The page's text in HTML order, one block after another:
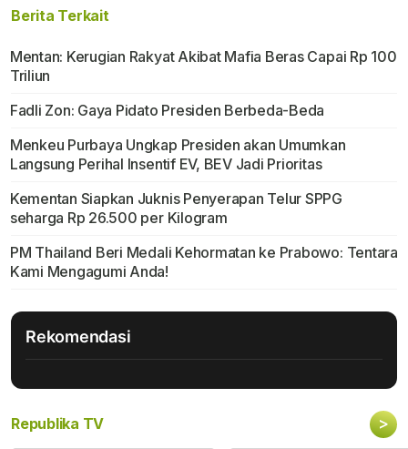
Berita Terkait
Mentan: Kerugian Rakyat Akibat Mafia Beras Capai Rp 100
Triliun
Fadli Zon: Gaya Pidato Presiden Berbeda-Beda
Menkeu Purbaya Ungkap Presiden akan Umumkan
Langsung Perihal Insentif EV, BEV Jadi Prioritas
Kementan Siapkan Juknis Penyerapan Telur SPPG
seharga Rp 26.500 per Kilogram
PM Thailand Beri Medali Kehormatan ke Prabowo: Tentara
Kami Mengagumi Anda!
Rekomendasi
Republika TV >